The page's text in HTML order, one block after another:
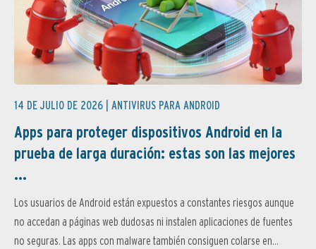
14 DE JULIO DE 2026 | ANTIVIRUS PARA ANDROID
Apps para proteger dispositivos Android en la
prueba de larga duración: estas son las mejores
...
Los usuarios de Android están expuestos a constantes riesgos aunque
no accedan a páginas web dudosas ni instalen aplicaciones de fuentes
no seguras. Las apps con malware también consiguen colarse en...